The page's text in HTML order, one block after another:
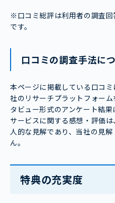
※口コミ総評は利用者の調査
です。
口コミの調査手法に
本ページに掲載している口コ
社のリサーチプラットフォー
タビュー形式のアンケート結果
サービスに関する感想・評価
人的な見解であり、当社の見
ん。
特典の充実度